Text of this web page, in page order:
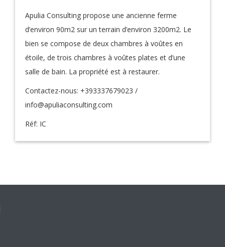
Apulia Consulting propose une ancienne ferme
d’environ 90m2 sur un terrain d’environ 3200m2. Le
bien se compose de deux chambres à voûtes en
étoile, de trois chambres à voûtes plates et d’une
salle de bain. La propriété est à restaurer.
Contactez-nous: +393337679023 /
info@apuliaconsulting.com
Réf: IC